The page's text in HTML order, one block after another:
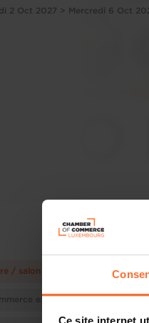
2 Oct 2027 > Mercredi 6 Oct
/ salon
extérieur